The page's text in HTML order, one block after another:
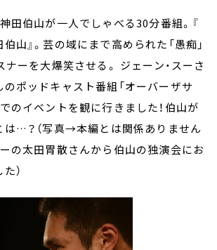
田伯山が一人でしゃべる30分番組。『
山』。芸の域にまで高められた「愚痴」
ナーを大爆笑させる。 ジェーン・スーさ
ポッドキャスト番組「オーバーザサ
のイベントを観に行きました！伯山が
は…？（写真→本編とは関係ありません
の太田胃散さんから伯山の独演会にお
）